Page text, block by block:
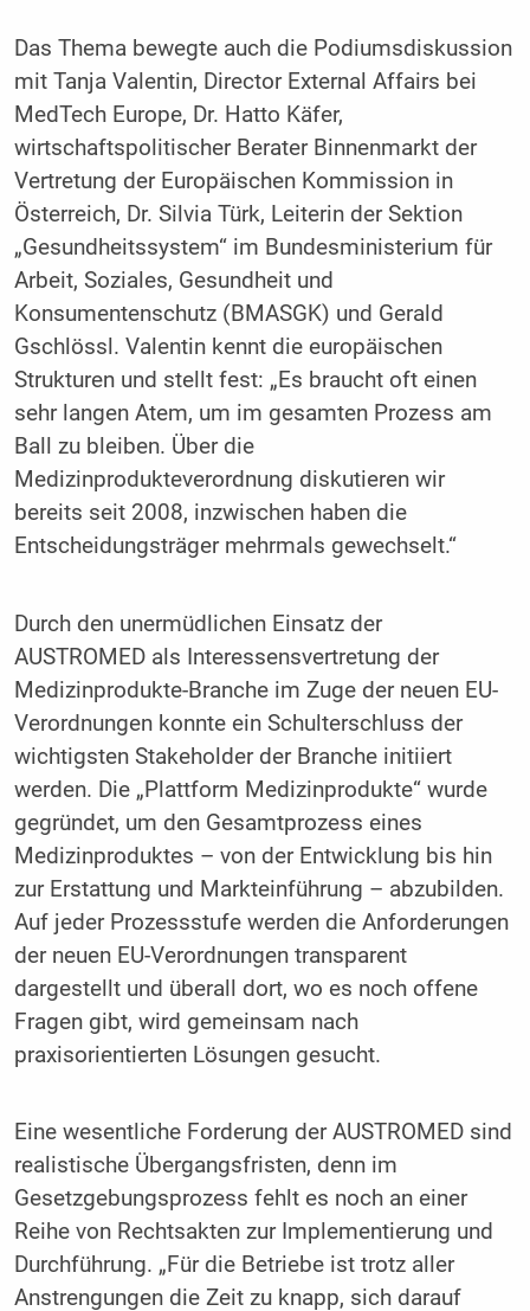
Das Thema bewegte auch die Podiumsdiskussion
mit Tanja Valentin, Director External Affairs bei
MedTech Europe, Dr. Hatto Käfer,
wirtschaftspolitischer Berater Binnenmarkt der
Vertretung der Europäischen Kommission in
Österreich, Dr. Silvia Türk, Leiterin der Sektion
„Gesundheitssystem“ im Bundesministerium für
Arbeit, Soziales, Gesundheit und
Konsumentenschutz (BMASGK) und Gerald
Gschlössl. Valentin kennt die europäischen
Strukturen und stellt fest: „Es braucht oft einen
sehr langen Atem, um im gesamten Prozess am
Ball zu bleiben. Über die
Medizinprodukteverordnung diskutieren wir
bereits seit 2008, inzwischen haben die
Entscheidungsträger mehrmals gewechselt.“
Durch den unermüdlichen Einsatz der
AUSTROMED als Interessensvertretung der
Medizinprodukte-Branche im Zuge der neuen EU-
Verordnungen konnte ein Schulterschluss der
wichtigsten Stakeholder der Branche initiiert
werden. Die „Plattform Medizinprodukte“ wurde
gegründet, um den Gesamtprozess eines
Medizinproduktes – von der Entwicklung bis hin
zur Erstattung und Markteinführung – abzubilden.
Auf jeder Prozessstufe werden die Anforderungen
der neuen EU-Verordnungen transparent
dargestellt und überall dort, wo es noch offene
Fragen gibt, wird gemeinsam nach
praxisorientierten Lösungen gesucht.
Eine wesentliche Forderung der AUSTROMED sind
realistische Übergangsfristen, denn im
Gesetzgebungsprozess fehlt es noch an einer
Reihe von Rechtsakten zur Implementierung und
Durchführung. „Für die Betriebe ist trotz aller
Anstrengungen die Zeit zu knapp, sich darauf